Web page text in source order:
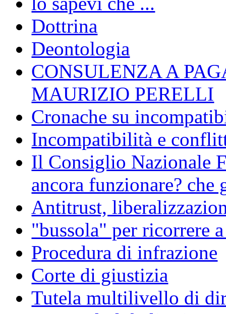
Dottrina
Deontologia
CONSULENZA A
MAURIZIO PERELLI
Cronache su
Incompatibilità e
Il Consiglio Nazionale
ancora funzionare? che
Antitrust,
"bussola" per ricorrere
Procedura di infrazione
Corte di giustizia
Tutela multilivello di